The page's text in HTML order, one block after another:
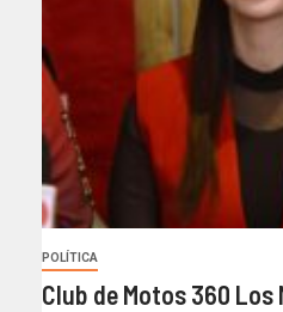
POLÍTICA
Club de Motos 360